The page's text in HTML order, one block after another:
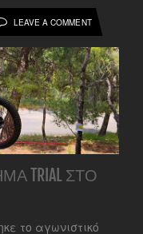
LEAVE A COMMENT
TRIAL ΣΤΟ
το αγωνιστικό